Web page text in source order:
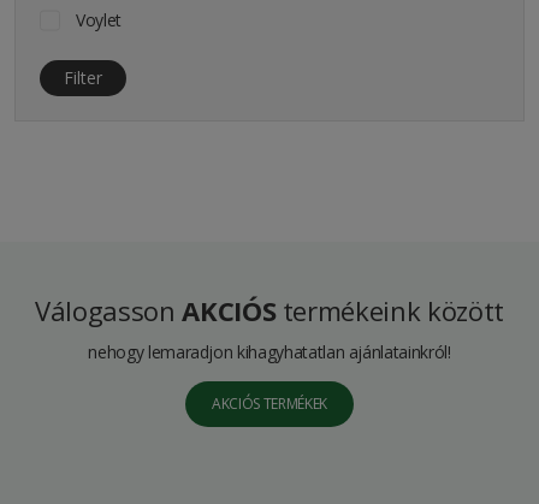
Voylet
Filter
VálogassonAKCIÓStermékeink között
nehogy lemaradjon kihagyhatatlan ajánlatainkról!
AKCIÓS TERMÉKEK